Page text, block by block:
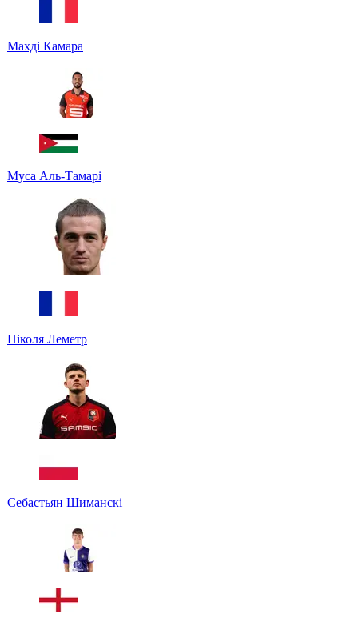
Махді Камара
Муса Аль-Тамарі
Ніколя Леметр
Себастьян Шиманскі